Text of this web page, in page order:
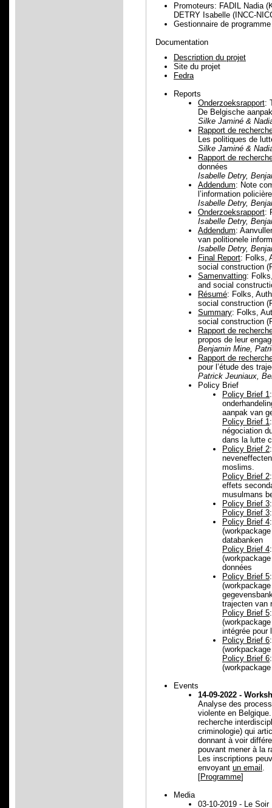
Promoteurs: FADIL Nadia
DETRY Isabelle (INCC-
Gestionnaire de
Documentation
Description du projet
Site du projet
Fedra
Reports
Onderzoeksrapport:
De Belgische
Silke Jaminé &
Rapport de
Les politiques de
Silke Jaminé &
Rapport de
données
Isabelle Detry,
Addendum: Note
l’information policière
Isabelle Detry,
Onderzoeksrapport:
Isabelle Detry,
Addendum:
van politionele
Isabelle Detry,
Final Report: Folks,
social construction
Samenvatting:
and social
Résumé: Folks,
social construction
Summary: Folks,
social construction
Rapport de
propos de leur
Benjamin Mine,
Rapport de
pour l’étude des
Patrick Jeuniaux,
Policy Brief
Policy Brief 1
aanpak van
Policy Brief 1
négociation
dans la lutte
Policy Brief 2
moslims.
Policy Brief 2
effets
musulmans
Policy Brief 3
Policy Brief 3
Policy Brief 4
databanken
Policy Brief 4
données
Policy Brief 5
trajecten van
Policy Brief 5
intégrée pour
Policy Brief 6
Policy Brief 6
Events
14-09-2022 -
Analyse des
violente en
recherche
criminologie) qui
donnant à voir
pouvant mener à la
Les inscriptions
envoyant un email
[Programme]
Media
03-10-2019 - Le Soir